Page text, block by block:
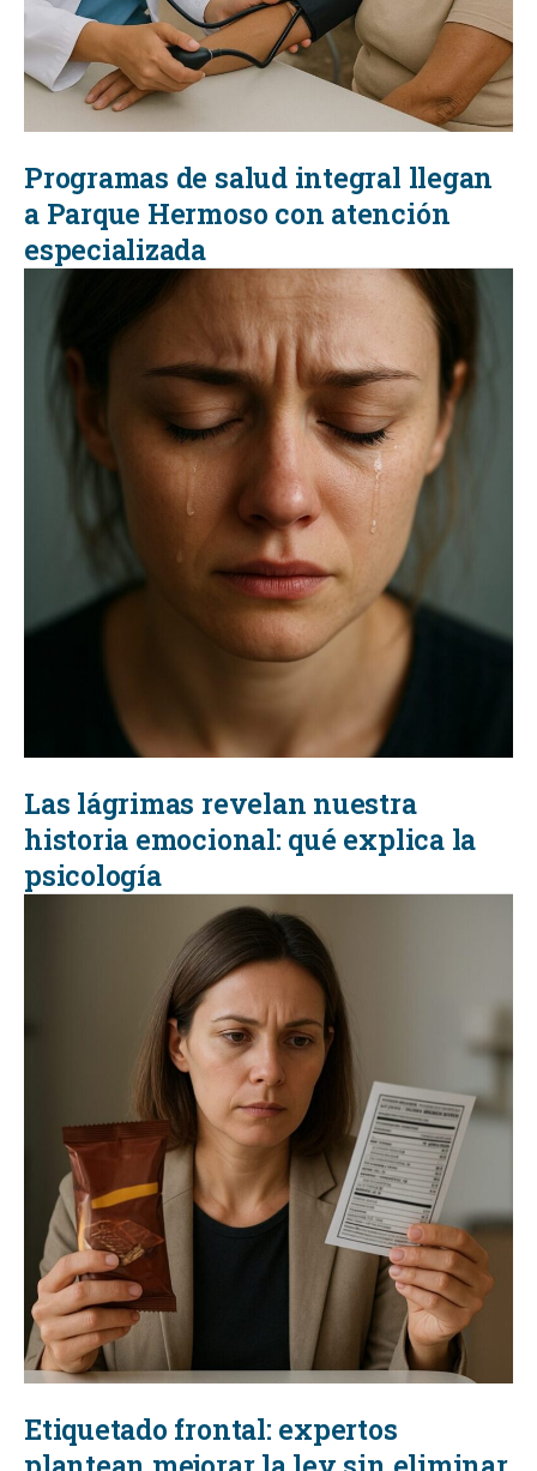
Programas de salud integral llegan
a Parque Hermoso con atención
especializada
Las lágrimas revelan nuestra
historia emocional: qué explica la
psicología
Etiquetado frontal: expertos